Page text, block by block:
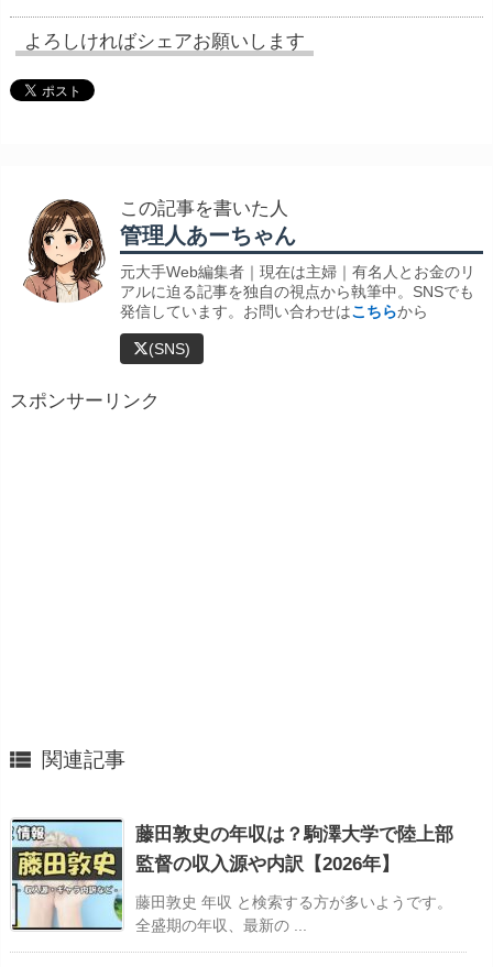
よろしければシェアお願いします
この記事を書いた人
管理人あーちゃん
元大手Web編集者｜現在は主婦｜有名人とお金のリ
アルに迫る記事を独自の視点から執筆中。SNSでも
発信しています。お問い合わせはこちらから
(SNS)
スポンサーリンク
 関連記事
藤田敦史の年収は？駒澤大学で陸上部
監督の収入源や内訳【2026年】
藤田敦史 年収 と検索する方が多いようです。
全盛期の年収、最新の ...